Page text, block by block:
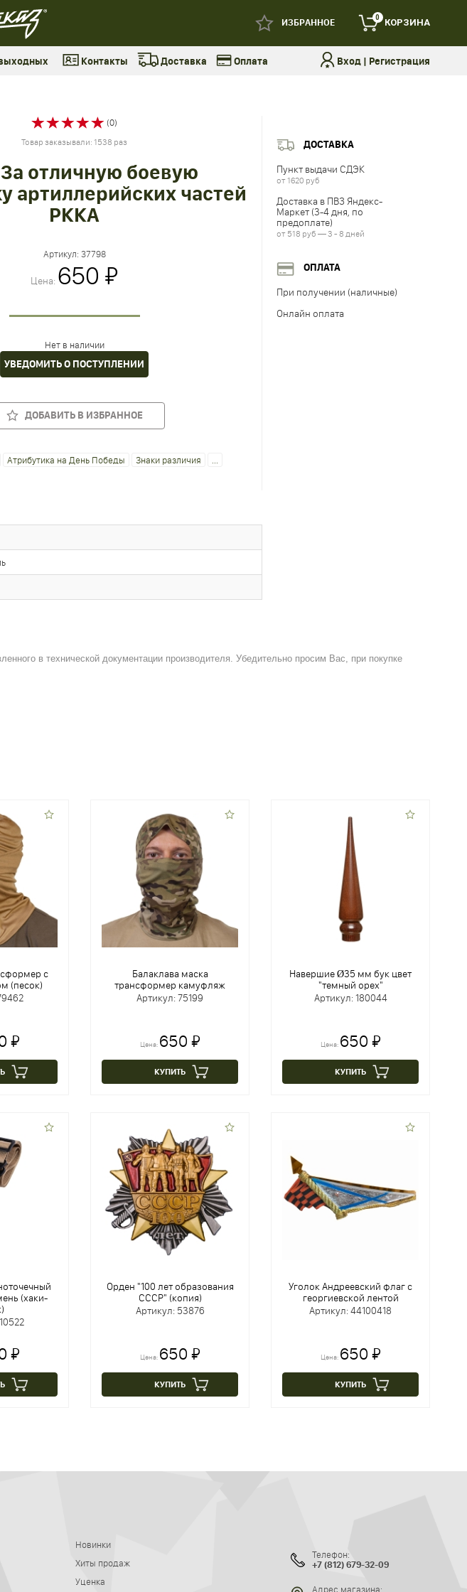
ИЗБРАННОЕ 0 КОРЗИНА
Контакты Доставка Оплата Вход| Регистрация
(0)
Товар заказывали: 1538 раз
отличную боевую
артиллерийских частей
РККА
Артикул: 37798
Цена: 650 ₽
Нет в наличии
УВЕДОМИТЬ О ПОСТУПЛЕНИИ
ДОБАВИТЬ В ИЗБРАННОЕ
Атрибутика на День Победы Знаки различия
ДОСТАВКА
Пункт выдачи СДЭК
от 1620 руб
Доставка в ПВЗ Яндекс-
Маркет (3-4 дня, по
предоплате)
от 518 руб — 3 - 8 дней
ОПЛАТА
При получении (наличные)
Онлайн оплата
в технической документации производителя. Убедительно просим Вас, при покупке
с
(песок)
₽
Балаклава маска
трансформер камуфляж
Артикул: 75199
Цена: 650 ₽
КУПИТЬ
Навершие Ø35 мм бук цвет
"темный орех"
Артикул: 180044
Цена: 650 ₽
КУПИТЬ
(хаки-
₽
Орден "100 лет образования
СССР" (копия)
Артикул: 53876
Цена: 650 ₽
КУПИТЬ
Уголок Андреевский флаг с
георгиевской лентой
Артикул: 44100418
Цена: 650 ₽
КУПИТЬ
Телефон:
+7 (812) 679-32-09
Адрес магазина:
Новинки
Хиты продаж
Уценка